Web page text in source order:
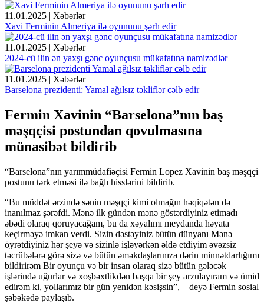
11.01.2025 | Xəbərlər
Xavi Ferminin Almeriya ilə oyununu şərh edir
11.01.2025 | Xəbərlər
2024-cü ilin ən yaxşı gənc oyunçusu mükafatına namizədlər
11.01.2025 | Xəbərlər
Barselona prezidenti: Yamal ağılsız təkliflər cəlb edir
Fermin Xavinin “Barselona”nın baş
məşqçisi postundan qovulmasına
münasibət bildirib
“Barselona”nın yarımmüdafiəçisi Fermin Lopez Xavinin baş məşqçi
postunu tərk etməsi ilə bağlı hisslərini bildirib.
“Bu müddət ərzində sənin məşqçi kimi olmağın həqiqətən də
inanılmaz şərəfdi. Mənə ilk gündən mənə göstərdiyiniz etimadı
əbədi olaraq qoruyacağam, bu da xəyalımı meydanda həyata
keçirməyə imkan verdi. Sizin dəstəyiniz bütün dünyanı Mənə
öyrətdiyiniz hər şeyə və sizinlə işləyərkən əldə etdiyim əvəzsiz
təcrübələrə görə sizə və bütün əməkdaşlarınıza dərin minnətdarlığımı
bildirirəm Bir oyunçu və bir insan olaraq sizə bütün gələcək
işlərində uğurlar və xoşbəxtlikdən başqa bir şey arzulayıram və ümid
edirəm ki, yollarımız bir gün yenidən kəsişsin”, – deyə Fermin sosial
şəbəkədə paylaşıb.